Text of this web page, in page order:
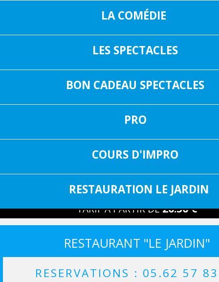
16, RUE
05 37 04 01 02
LA COMÉDIE
LES SPECTACLES
BON CADEAU SPECTACLES
PRO
COURS D'IMPRO
RESTAURATION LE JARDIN
RÉSERVER
Pour réserver cliquez sur la date de votre
TARIF À PARTIR DE20.50 €
RESTAURANT "LE JARDIN"
RESERVATIONS : 05.62 57